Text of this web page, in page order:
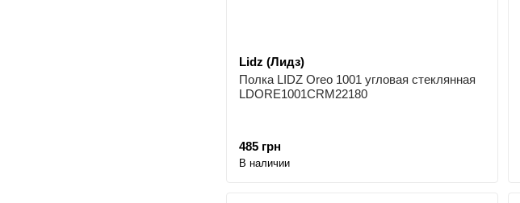
Lidz (Лидз)
Полка LIDZ Oreo 1001 угловая стеклянная
LDORE1001CRM22180
485 грн
В наличии